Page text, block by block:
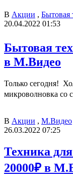
В Акции , Бытовая
20.04.2022 01:53
Бытовая
в М.Видео
Только сегодня!
микроволновка со
В Акции , М.Видео
26.03.2022 07:25
Техника
20000₽ в